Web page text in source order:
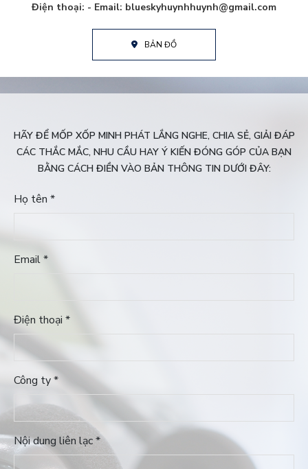
Điện thoại: - Email: blueskyhuynhhuynh@gmail.com
BẢN ĐỒ
HÃY ĐỂ MỐP XỐP MINH PHÁT LẮNG NGHE, CHIA SẺ, GIẢI ĐÁP
CÁC THẮC MẮC, NHU CẦU HAY Ý KIẾN ĐÓNG GÓP CỦA BẠN
BẰNG CÁCH ĐIỀN VÀO BẢN THÔNG TIN DƯỚI ĐÂY:
Họ tên *
Email *
Điện thoại *
Công ty *
Nội dung liên lạc *